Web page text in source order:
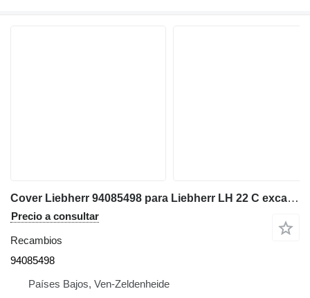
Cover Liebherr 94085498 para Liebherr LH 22 C excavadora
Precio a consultar
Recambios
94085498
Países Bajos, Ven-Zeldenheide